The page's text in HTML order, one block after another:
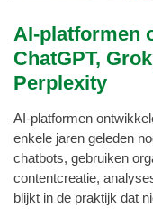
AI-platformen
ChatGPT,
Perplexity
AI-platformen
enkele jaren geleden
chatbots, gebruiken
contentcreatie,
blijkt in de praktijk dat